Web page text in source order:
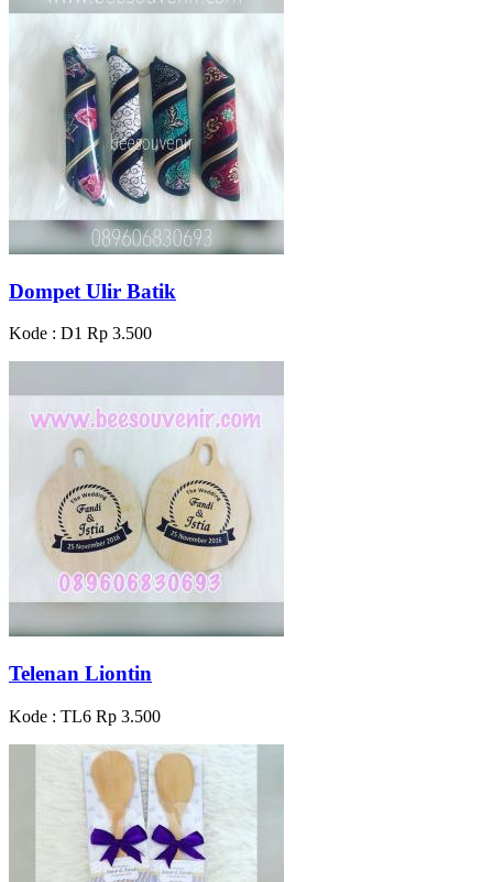
Dompet Ulir Batik
Kode : D1 Rp 3.500
Telenan Liontin
Kode : TL6 Rp 3.500